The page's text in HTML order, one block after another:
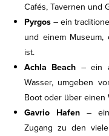
Cafés, Tavernen und
Pyrgos – ein
und einem
ist.
Achla Beach – ein
Wasser, umgeben
Boot oder über einen
Gavrio Hafen –
Zugang zu den